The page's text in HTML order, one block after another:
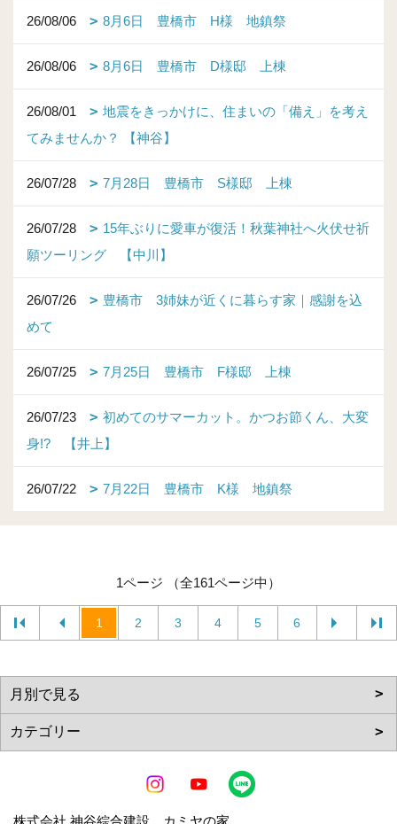
26/08/06 8月6日 豊橋市 H様 地鎮祭
26/08/06 8月6日 豊橋市 D様邸 上棟
26/08/01
地震をきっかけに、住まいの「備え」を考え
てみませんか？ 【神谷】
26/07/28 7月28日 豊橋市 S様邸 上棟
26/07/28
15年ぶりに愛車が復活！秋葉神社へ火伏せ祈
願ツーリング 【中川】
26/07/26
豊橋市 3姉妹が近くに暮らす家｜感謝を込
めて
26/07/25 7月25日 豊橋市 F様邸 上棟
26/07/23
初めてのサマーカット。かつお節くん、大変
身!? 【井上】
26/07/22 7月22日 豊橋市 K様 地鎮祭
1ページ （全161ページ中）
1 2 3 4 5 6
株式会社 神谷綜合建設 カミヤの家